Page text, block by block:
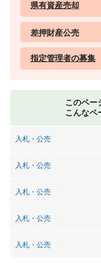
県有資産売却
差押財産公売
指定管理者の募集
このペー
こんなペ
入札・公売
入札・公売
入札・公売
入札・公売
入札・公売